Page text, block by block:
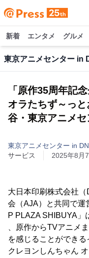
新着 エンタメ グルメ
「原作35周年記
オラたちず～っ
谷・東京アニメ
東京アニメセンター in
サービス
2025年8月
大日本印刷株式会社
会（AJA）と共同で運
P PLAZA SHIBUYA」
、原作からTVアニメ
を感じることができ
クレヨンしんちゃん